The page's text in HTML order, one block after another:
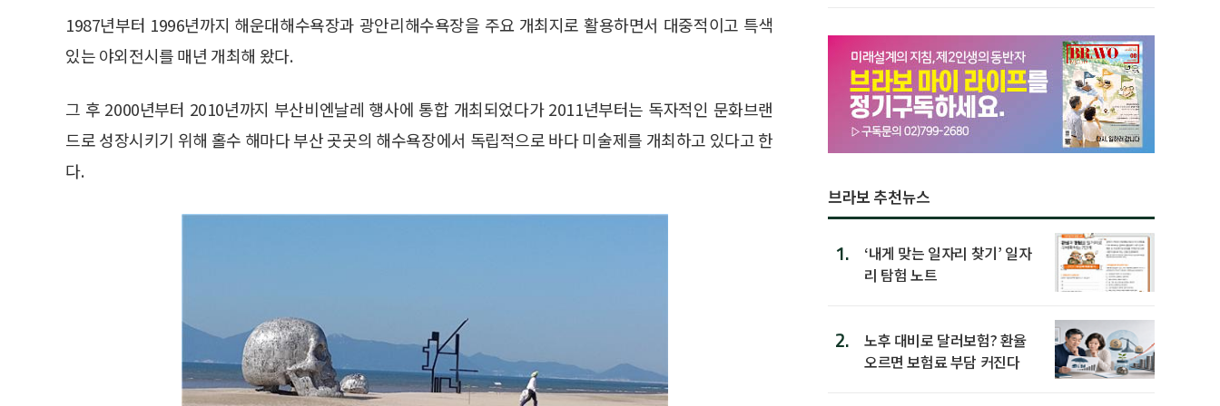
1987년부터 1996년까지 해운대해수욕장과 광안리해수욕장을 주요 개최지로 활용하면서 대중적이고 특색
있는 야외전시를 매년 개최해 왔다.
그 후 2000년부터 2010년까지 부산비엔날레 행사에 통합 개최되었다가 2011년부터는 독자적인 문화브랜
드로 성장시키기 위해 홀수 해마다 부산 곳곳의 해수욕장에서 독립적으로 바다 미술제를 개최하고 있다고 한
다.
브라보 추천뉴스
1.
‘내게 맞는 일자리 찾기’ 일자
리 탐험 노트
2.
노후 대비로 달러보험? 환율
오르면 보험료 부담 커진다